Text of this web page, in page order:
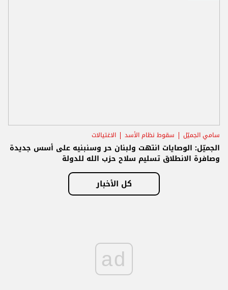
سامي الجميّل سقوط نظام الأسد الاغتيالات
الجميّل: الوصايات انتهت ولبنان حر وسنبنيه على أسس جديدة
وصافرة الانطلاق تسليم سلاح حزب الله للدولة
كل الأخبار
ad